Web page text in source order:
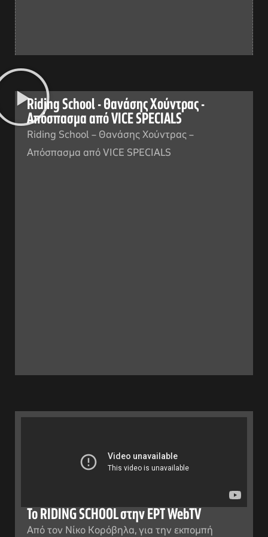
Riding School - Θανάσης Χούντρας -
Απόσπασμα από VICE SPECIALS
Riding School – Θανάσης Χούντρας –
Απόσπασμα από VICE SPECIALS
Το RIDING SCHOOL στην ΕΡΤ WebTV
Aπό τον Νίκο Κορόβηλα, για την εκπομπή